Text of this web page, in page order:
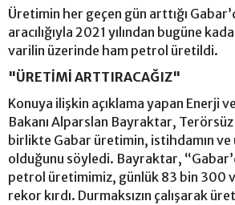
Üretimin her geçen gün arttığı
aracılığıyla 2021 yılından bugüne
varilin üzerinde ham petrol üretildi.
"ÜRETİMİ ARTTIRACAĞIZ"
Konuya ilişkin açıklama yapan Enerji
Bakanı Alparslan Bayraktar,
birlikte Gabar üretimin, istihdamın ve
olduğunu söyledi. Bayraktar,
petrol üretimimiz, günlük 83 bin 300
rekor kırdı. Durmaksızın çalışarak